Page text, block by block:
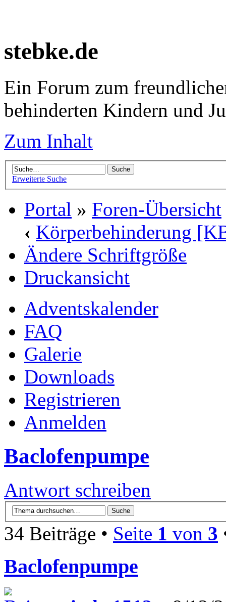
stebke.de
Ein Forum zum
behinderten Kindern und
Zum Inhalt
Erweiterte Suche
Portal » Foren-Übersicht
‹ Körperbehinderung
Ändere Schriftgröße
Druckansicht
Adventskalender
FAQ
Galerie
Downloads
Registrieren
Anmelden
Baclofenpumpe
Antwort schreiben
34 Beiträge • Seite 1 von 3
Baclofenpumpe